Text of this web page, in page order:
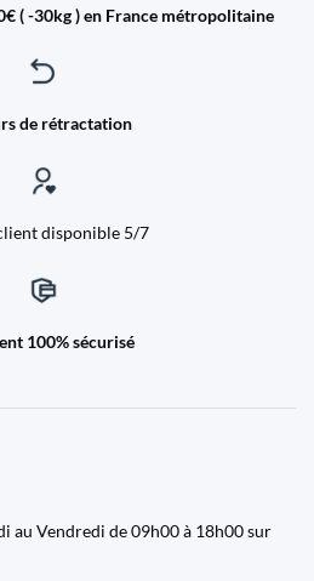
( -30kg ) en France métropolitaine
de rétractation
disponible 5/7
100% sécurisé
au Vendredi de 09h00 à 18h00 sur